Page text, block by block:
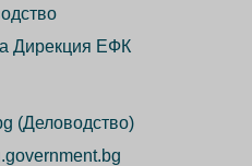
Дирекция ЕФК
(Деловодство)